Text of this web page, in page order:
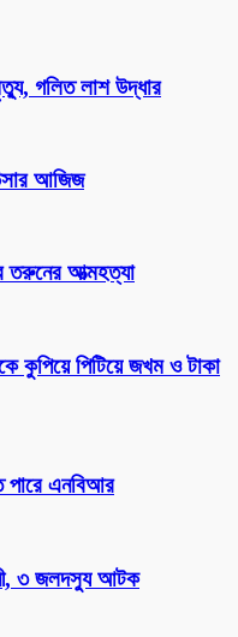
গলিত লাশ উদ্ধার
আজিজ
তরুনের আত্মহত্যা
কুপিয়ে পিটিয়ে জখম ও টাকা
পারে এনবিআর
৩ জলদস্যু আটক